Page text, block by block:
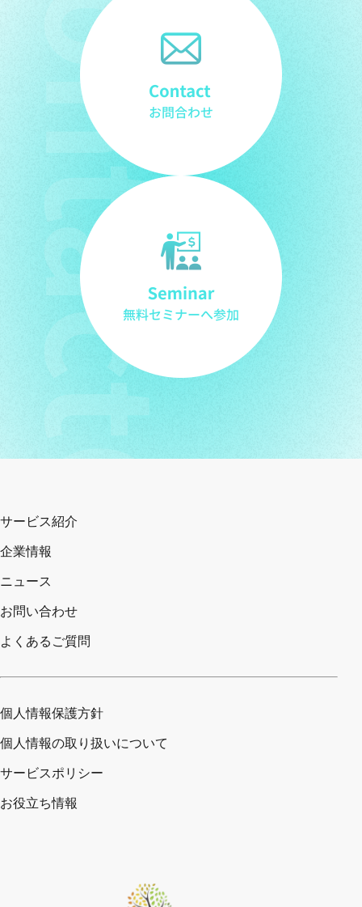
サービス紹介
企業情報
ニュース
お問い合わせ
よくあるご質問
個人情報保護方針
個人情報の取り扱いについて
サービスポリシー
お役立ち情報